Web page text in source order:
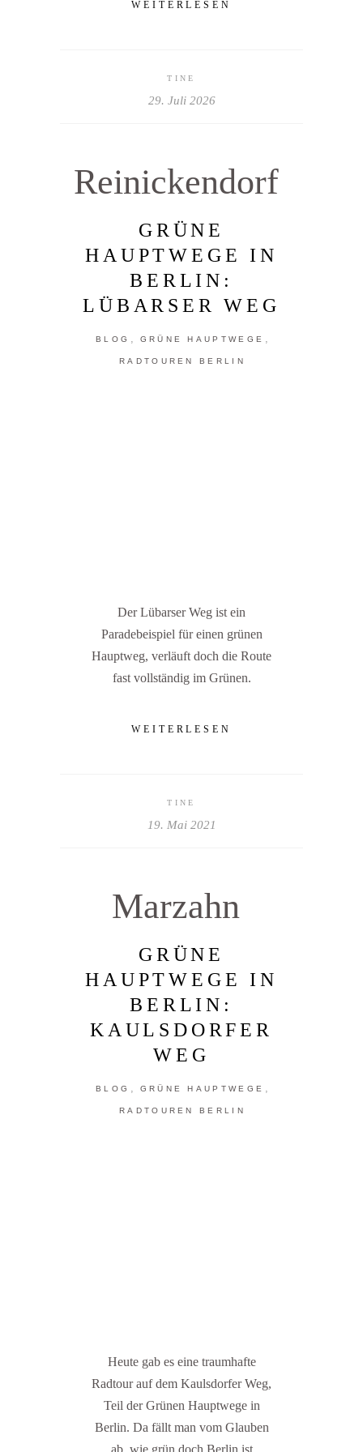
WEITERLESEN
TINE
29. Juli 2026
Reinickendorf
GRÜNE
HAUPTWEGE IN
BERLIN:
LÜBARSER WEG
BLOG GRÜNE HAUPTWEGE
RADTOUREN BERLIN
Der Lübarser Weg ist ein
Paradebeispiel für einen grünen
Hauptweg, verläuft doch die Route
fast vollständig im Grünen.
WEITERLESEN
TINE
19. Mai 2021
Marzahn
GRÜNE
HAUPTWEGE IN
BERLIN:
KAULSDORFER
WEG
BLOG , GRÜNE HAUPTWEGE ,
RADTOUREN BERLIN
Heute gab es eine traumhafte
Radtour auf dem Kaulsdorfer Weg,
Teil der Grünen Hauptwege in
Berlin. Da fällt man vom Glauben